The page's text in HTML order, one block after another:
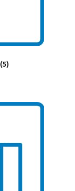
(5)